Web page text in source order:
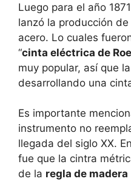
Luego para el año
lanzó la producción
acero. Lo cuales
“cinta eléctrica de Roe
muy popular, así que
desarrollando una
Es importante
instrumento no
llegada del siglo XX.
fue que la cintra
de la regla de madera